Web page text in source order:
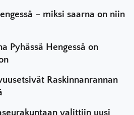
– miksi saarna on niin
Pyhässä Hengessä on
Raskinnanrannan
valittiin uusi